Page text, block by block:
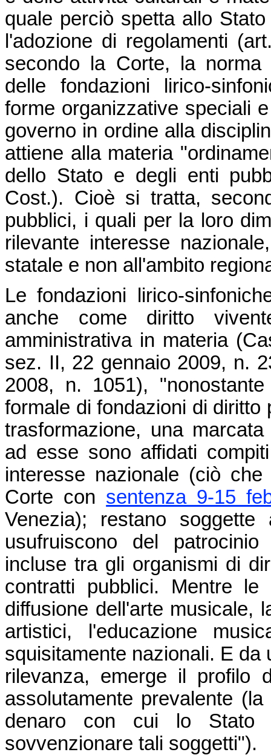
quale perciò spetta allo
l'adozione di regolamenti
secondo la Corte, la
delle fondazioni lirico-
forme organizzative speciali
governo in ordine alla
attiene alla materia
dello Stato e degli enti
Cost.). Cioè si tratta,
pubblici, i quali per la loro
rilevante interesse
statale e non all'ambito
Le fondazioni lirico-
anche come diritto
amministrativa in materia
sez. II, 22 gennaio 2009, n.
2008, n. 1051),
formale di fondazioni di
trasformazione, una
ad esse sono affidati
interesse nazionale (ciò
Corte con sentenza 9-15
Venezia); restano
usufruiscono del
incluse tra gli organismi di
contratti pubblici. Mentre
diffusione dell'arte musicale,
artistici, l'educazione
squisitamente nazionali. E da
rilevanza, emerge il profilo
assolutamente prevalente
denaro con cui lo Stato
sovvenzionare tali soggetti").